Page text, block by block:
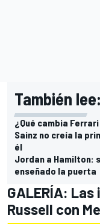
También lee:
¿Qué cambia
Sainz no creía la
él
Jordan a Hamilton:
enseñado la puerta
GALERÍA:
Russell con